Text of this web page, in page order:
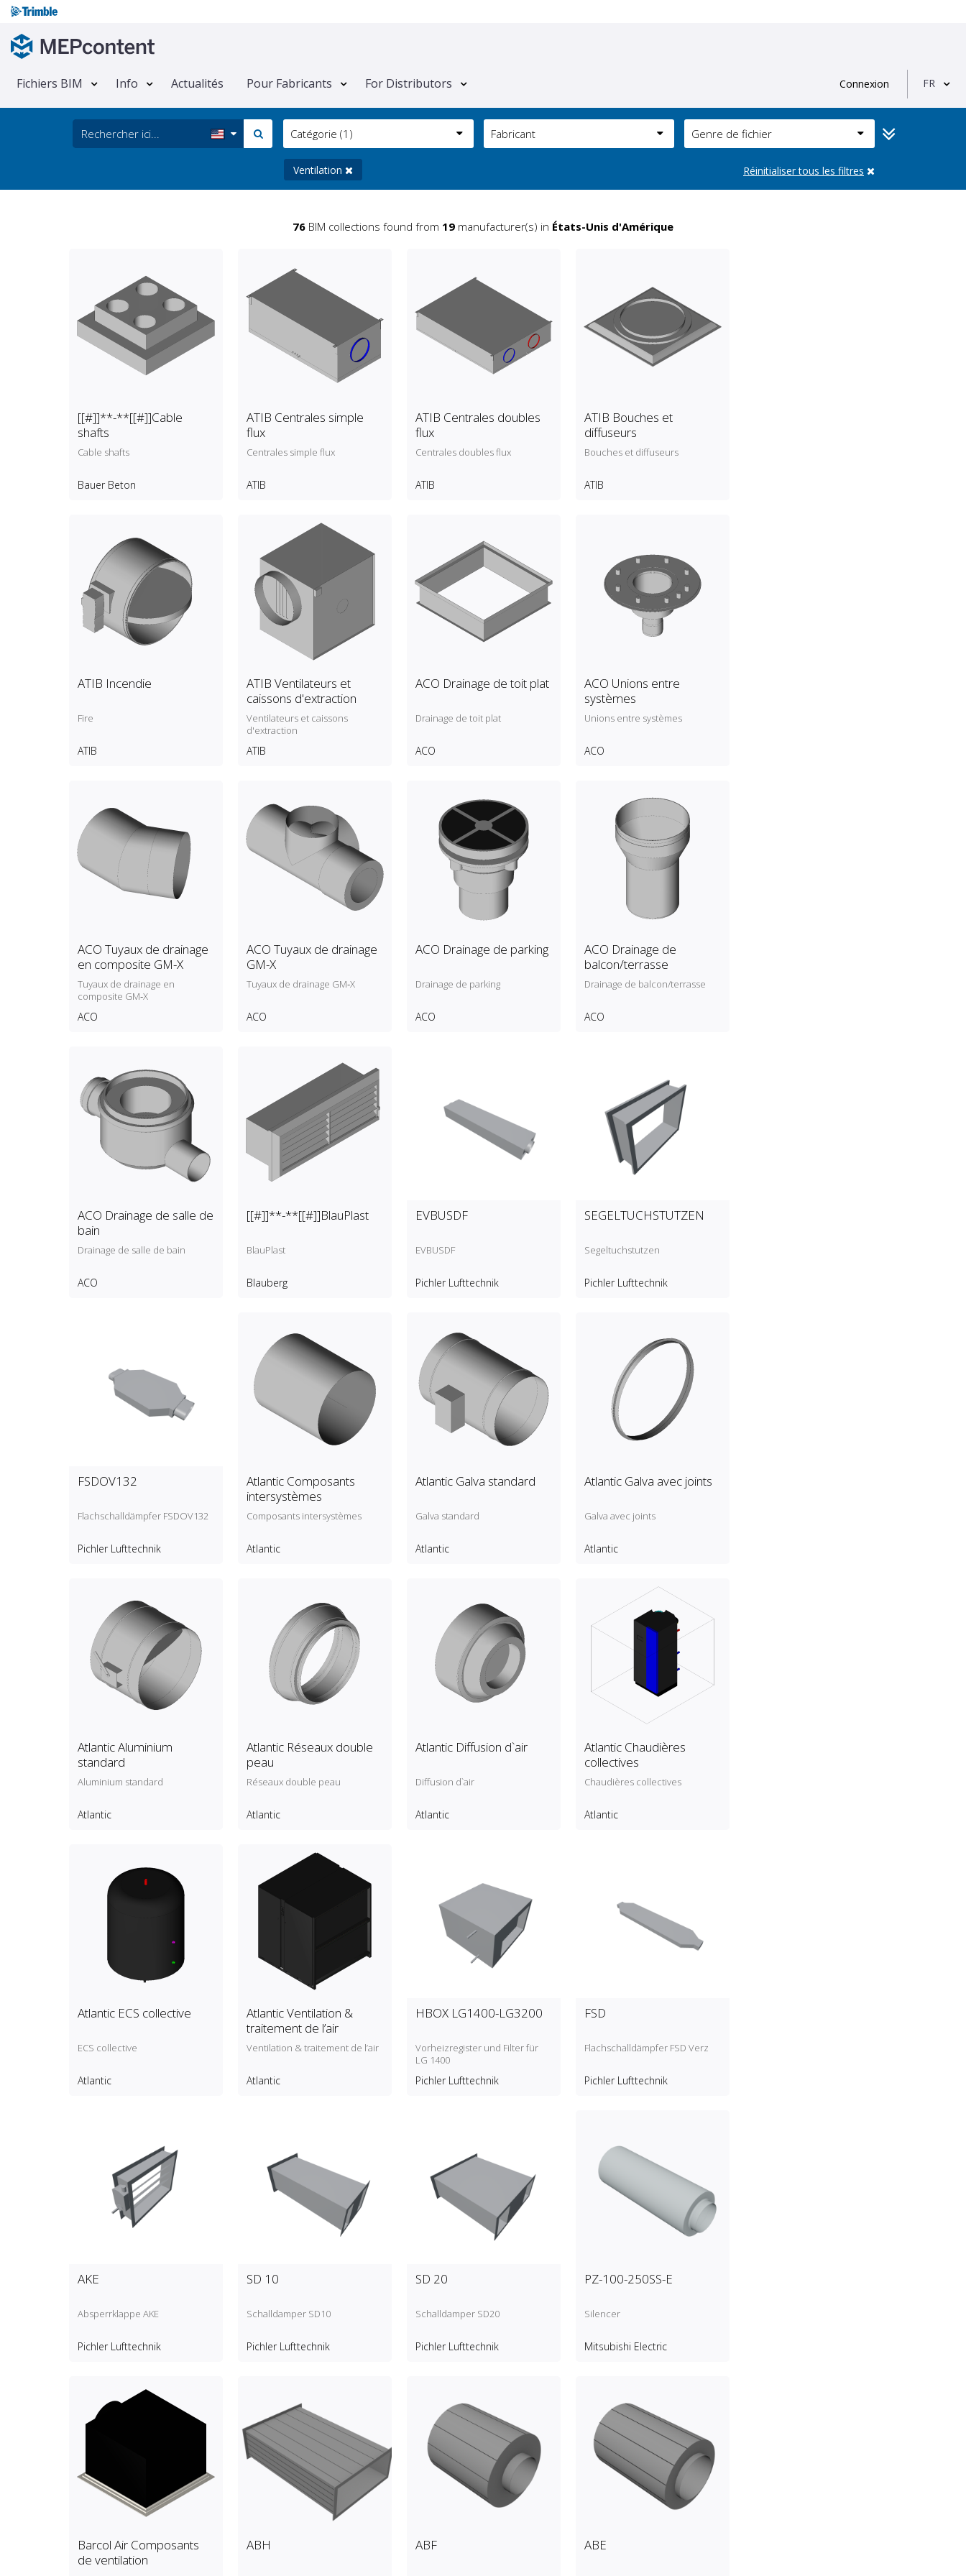
Fichiers BIM Info Actualités Pour Fabricants For Distributors Connexion FR
Catégorie (1) Fabricant Genre de fichier
Ventilation Réinitialiser tous les filtres
76 BIM collections found from 19 manufacturer(s) in États-Unis d'Amérique
[[#]]**-**[[#]]Cable
shafts
Cable shafts
Bauer Beton
ATIB Centrales simple
flux
Centrales simple flux
ATIB
ATIB Centrales doubles
flux
Centrales doubles flux
ATIB
ATIB Bouches et
diffuseurs
Bouches et diffuseurs
ATIB
ATIB Incendie
Fire
ATIB
ATIB Ventilateurs et
caissons d'extraction
Ventilateurs et caissons
d'extraction
ATIB
ACO Drainage de toit plat
Drainage de toit plat
ACO
ACO Unions entre
systèmes
Unions entre systèmes
ACO
ACO Tuyaux de drainage
en composite GM-X
Tuyaux de drainage en
composite GM‑X
ACO
ACO Tuyaux de drainage
GM-X
Tuyaux de drainage GM‑X
ACO
ACO Drainage de parking
Drainage de parking
ACO
ACO Drainage de
balcon/terrasse
Drainage de balcon/terrasse
ACO
ACO Drainage de salle de
bain
Drainage de salle de bain
ACO
[[#]]**-**[[#]]BlauPlast
BlauPlast
Blauberg
EVBUSDF
EVBUSDF
Pichler Lufttechnik
SEGELTUCHSTUTZEN
Segeltuchstutzen
Pichler Lufttechnik
FSDOV132
Flachschalldämpfer FSDOV132
Pichler Lufttechnik
Atlantic Composants
intersystèmes
Composants intersystèmes
Atlantic
Atlantic Galva standard
Galva standard
Atlantic
Atlantic Galva avec joints
Galva avec joints
Atlantic
Atlantic Aluminium
standard
Aluminium standard
Atlantic
Atlantic Réseaux double
peau
Réseaux double peau
Atlantic
Atlantic Diffusion d`air
Diffusion d`air
Atlantic
Atlantic Chaudières
collectives
Chaudières collectives
Atlantic
Atlantic ECS collective
ECS collective
Atlantic
Atlantic Ventilation &
traitement de l’air
Ventilation & traitement de l’air
Atlantic
HBOX LG1400-LG3200
Vorheizregister und Filter für
LG 1400
Pichler Lufttechnik
FSD
Flachschalldämpfer FSD Verz
Pichler Lufttechnik
AKE
Absperrklappe AKE
Pichler Lufttechnik
SD 10
Schalldamper SD10
Pichler Lufttechnik
SD 20
Schalldamper SD20
Pichler Lufttechnik
PZ-100-250SS-E
Silencer
Mitsubishi Electric
Barcol Air Composants
de ventilation
ABH ABF ABE